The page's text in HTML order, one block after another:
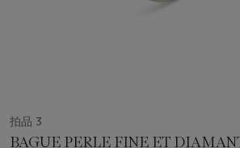
拍品 3
BAGUE PERLE FINE ET